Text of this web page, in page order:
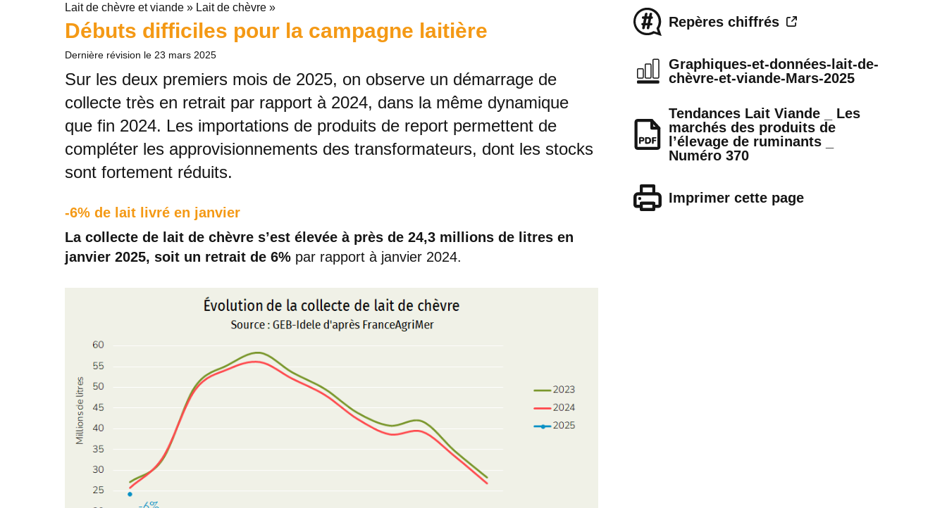
Repères chiffrés
Graphiques-et-données-lait-de-
chèvre-et-viande-Mars-2025
Tendances Lait Viande _ Les
marchés des produits de
l’élevage de ruminants _
Numéro 370
Imprimer cette page
Lait de chèvre et viande » Lait de chèvre »
Débuts difficiles pour la campagne laitière
Dernière révision le 23 mars 2025
Sur les deux premiers mois de 2025, on observe un démarrage de
collecte très en retrait par rapport à 2024, dans la même dynamique
que fin 2024. Les importations de produits de report permettent de
compléter les approvisionnements des transformateurs, dont les stocks
sont fortement réduits.
-6% de lait livré en janvier
La collecte de lait de chèvre s’est élevée à près de 24,3 millions de litres en
janvier 2025, soit un retrait de 6% par rapport à janvier 2024.